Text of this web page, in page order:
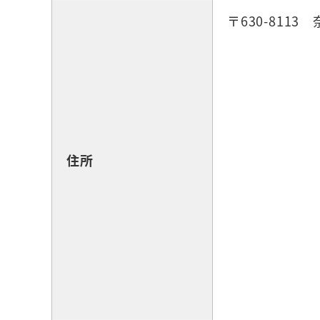
住所
〒630-8113